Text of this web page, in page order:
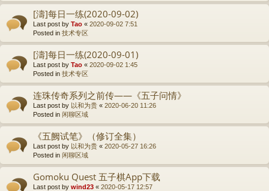
[濤]每日一练(2020-09-02)
Last post by Tao « 2020-09-02 7:51
Posted in 技术专区
[濤]每日一练(2020-09-01)
Last post by Tao « 2020-09-02 1:45
Posted in 技术专区
连珠传奇系列之前传——《五子问情》
Last post by 以和为贵 « 2020-06-20 11:26
Posted in 闲聊区域
《五阙试笔》（修订全集）
Last post by 以和为贵 « 2020-05-27 16:26
Posted in 闲聊区域
Gomoku Quest 五子棋App下载
Last post by wind23 « 2020-05-17 12:57